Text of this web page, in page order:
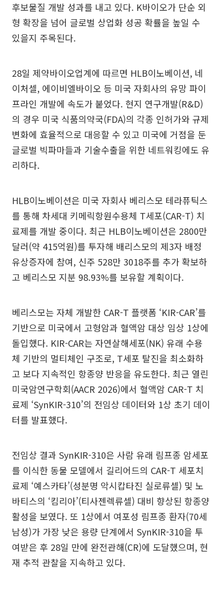
후보물질 개발 성과를 내고 있다. K바이오가 단순 외
형 확장을 넘어 글로벌 상업화 성공 확률을 높일 수
있을지 주목된다.
28일 제약바이오업계에 따르면 HLB이노베이션, 네
이처셀, 에이비엘바이오 등 미국 자회사의 유망 파이
프라인 개발에 속도가 붙었다. 현지 연구개발(R&D)
의 경우 미국 식품의약국(FDA)의 각종 인허가와 규제
변화에 효율적으로 대응할 수 있고 미국에 거점을 둔
글로벌 빅파마들과 기술수출을 위한 네트워킹에도 유
리하다.
HLB이노베이션은 미국 자회사 베리스모 테라퓨틱스
를 통해 차세대 키메릭항원수용체 T세포(CAR-T) 치
료제를 개발 중이다. 최근 HLB이노베이션은 2800만
달러(약 415억원)를 투자해 배리스모의 제3자 배정
유상증자에 참여, 신주 528만 3018주를 추가 확보하
고 베리스모 지분 98.93%를 보유할 계획이다.
베리스모는 자체 개발한 CAR-T 플랫폼 ‘KIR-CAR’를
기반으로 미국에서 고형암과 혈액암 대상 임상 1상에
돌입했다. KIR-CAR는 자연살해세포(NK) 유래 수용
체 기반의 멀티체인 구조로, T세포 탈진을 최소화하
고 보다 지속적인 항종양 반응을 유도한다. 최근 열린
미국암연구학회(AACR 2026)에서 혈액암 CAR-T 치
료제 ‘SynKIR-310’의 전임상 데이터와 1상 초기 데이
터를 발표했다.
전임상 결과 SynKIR-310은 사람 유래 림프종 암세포
를 이식한 동물 모델에서 길리어드의 CAR-T 세포치
료제 ‘예스카타’(성분명 악시캅타진 실로류셀) 및 노
바티스의 ‘킴리아’(티사젠렉류셀) 대비 향상된 항종양
활성을 보였다. 또 1상에서 여포성 림프종 환자(70세
남성)가 가장 낮은 용량 단계에서 SynKIR-310을 투
여받은 후 28일 만에 완전관해(CR)에 도달했으며, 현
재 추적 관찰을 지속하고 있다.